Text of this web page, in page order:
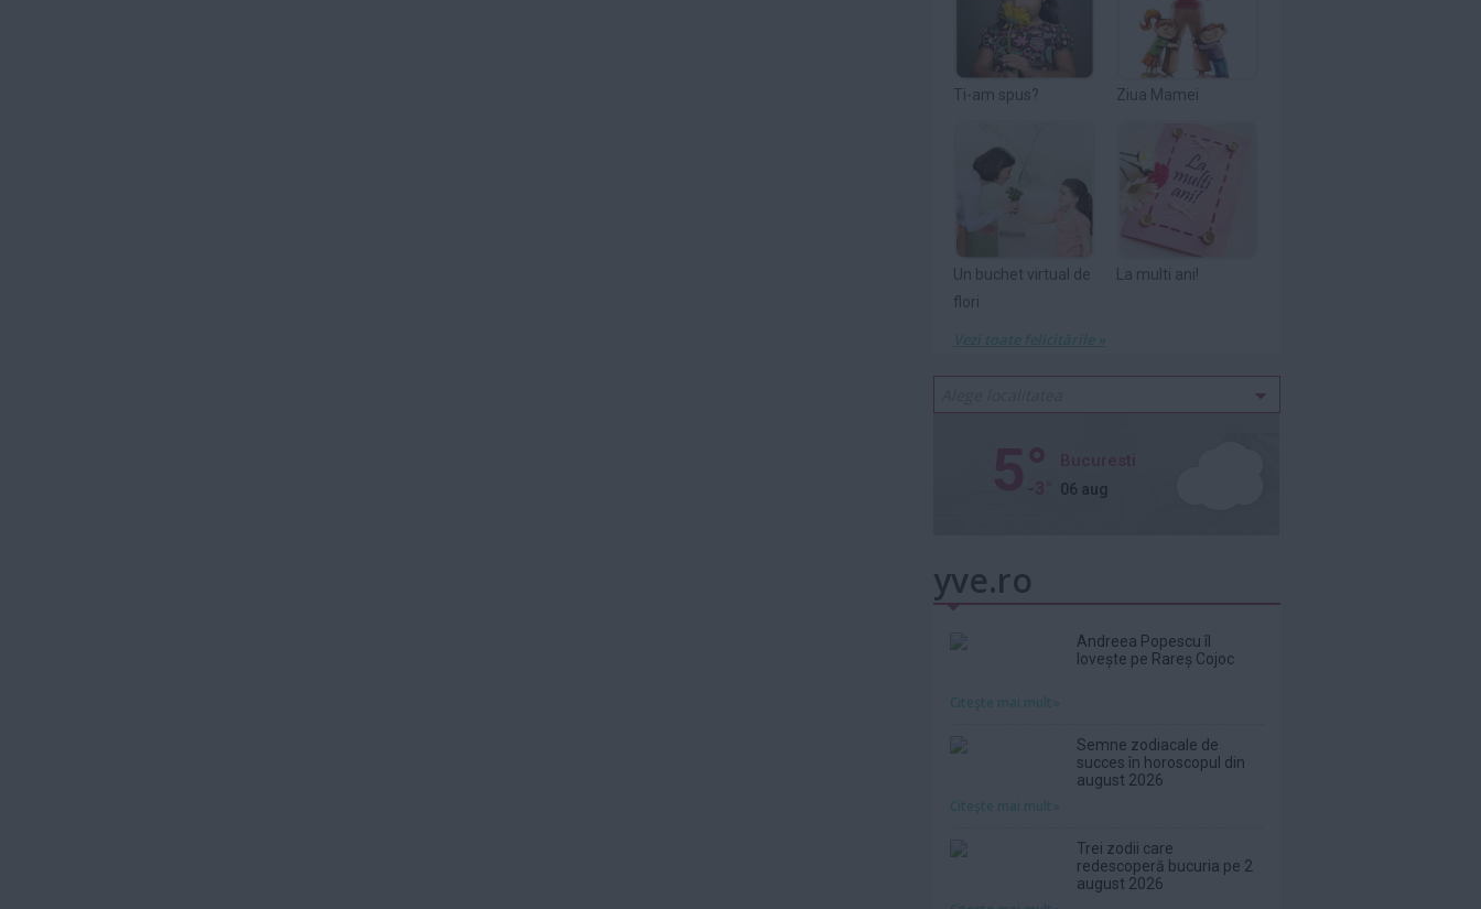
Ti-am spus? Ziua Mamei
Un buchet virtual de
flori
La multi ani!
Vezi toate felicitările »
06 aug
yve.ro
Andreea Popescu îl
lovește pe Rareș Cojoc
Citeşte mai mult»
Semne zodiacale de
succes în horoscopul din
august 2026
Citeşte mai mult»
Trei zodii care
redescoperă bucuria pe 2
august 2026